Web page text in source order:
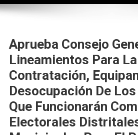
Aprueba Consejo
Lineamientos Para
Contratación,
Desocupación De
Que Funcionarán
Electorales